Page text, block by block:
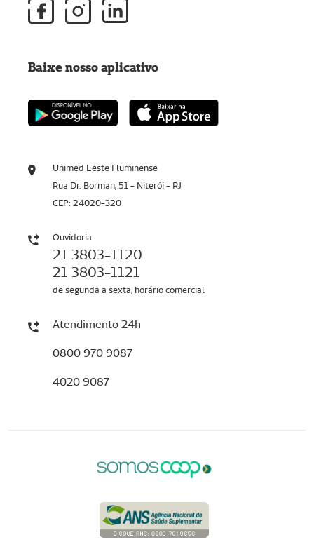
Unimed Leste Fluminense
Rua Dr. Borman, 51 - Niterói - RJ
CEP: 24020-320
Ouvidoria
21 3803-1120
21 3803-1121
de segunda a sexta, horário comercial
Atendimento 24h
0800 970 9087
4020 9087
Baixe nosso aplicativo